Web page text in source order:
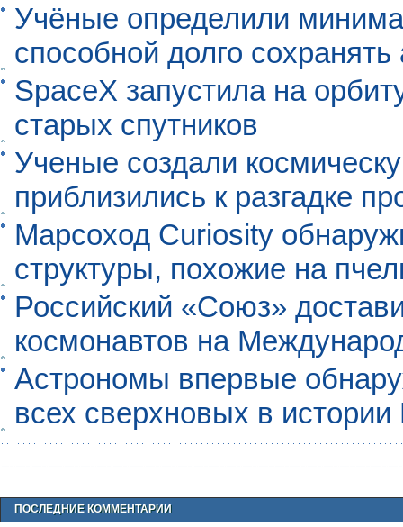
Учёные определили
способной долго
SpaceX запустила на
старых спутников
Ученые создали
приблизились к разгадке
Марсоход Curiosity
структуры, похожие на
Российский «Союз»
космонавтов на
Астрономы впервые
всех сверхновых в
ПОСЛЕДНИЕ КОММЕНТАРИИ